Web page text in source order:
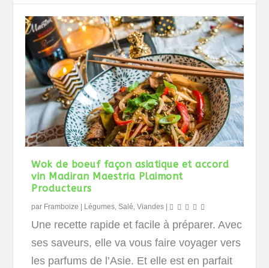
Wok de boeuf façon asiatique et accord
vin Madiran Maestria Plaimont
Producteurs
par Framboize Légumes,Salé,Viandes
Une recette rapide et facile à préparer. Avec
ses saveurs, elle va vous faire voyager vers
les parfums de l’Asie. Et elle est en parfait